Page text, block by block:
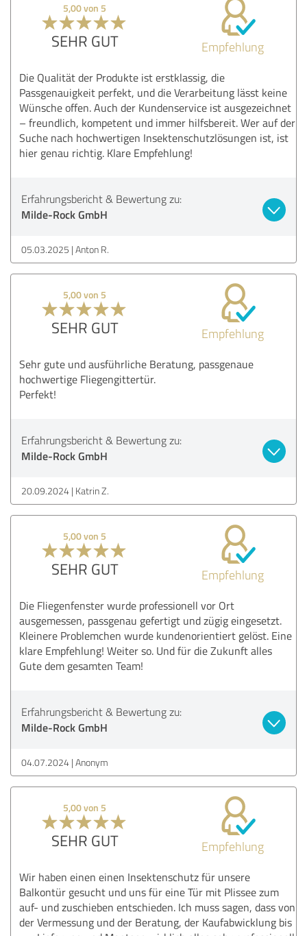
5,00 von 5
SEHR GUT Empfehlung
Die Qualität der Produkte ist erstklassig, die
Passgenauigkeit perfekt, und die Verarbeitung lässt keine
Wünsche offen. Auch der Kundenservice ist ausgezeichnet
– freundlich, kompetent und immer hilfsbereit. Wer auf der
Suche nach hochwertigen Insektenschutzlösungen ist, ist
hier genau richtig. Klare Empfehlung!
Erfahrungsbericht & Bewertung zu:
Milde-Rock GmbH
05.03.2025 Anton R.
5,00 von 5
SEHR GUT Empfehlung
Sehr gute und ausführliche Beratung, passgenaue
hochwertige Fliegengittertür.
Perfekt!
Erfahrungsbericht & Bewertung zu:
Milde-Rock GmbH
20.09.2024 Katrin Z.
5,00 von 5
SEHR GUT Empfehlung
Die Fliegenfenster wurde professionell vor Ort
ausgemessen, passgenau gefertigt und zügig eingesetzt.
Kleinere Problemchen wurde kundenorientiert gelöst. Eine
klare Empfehlung! Weiter so. Und für die Zukunft alles
Gute dem gesamten Team!
Erfahrungsbericht & Bewertung zu:
Milde-Rock GmbH
04.07.2024 Anonym
5,00 von 5
SEHR GUT Empfehlung
Wir haben einen einen Insektenschutz für unsere
Balkontür gesucht und uns für eine Tür mit Plissee zum
auf- und zuschieben entschieden. Ich muss sagen, dass von
der Vermessung und der Beratung, der Kaufabwicklung bis